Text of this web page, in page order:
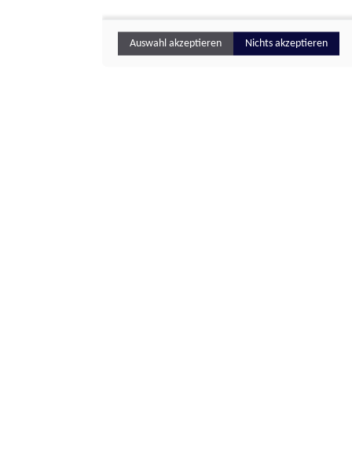
Auswahl akzeptieren Nichts akzeptieren